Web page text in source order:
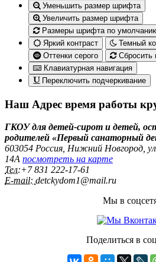
Уменьшить размер шрифта
Увеличить размер шрифта
Размеры шрифта по
Яркий контраст
Темный
Оттенки серого
Сбросить
Клавиатурная навигация
Переключить подчеркивание
Наш Адрес время работы
ГКОУ для детей-сирот и детей,
родителей «Первый санаторный
603054 Россия, Нижний Новгород,
14А посмотреть на карте
Тел:+7 831 222‑17-61
E-mail: detckydom1@mail.ru
Мы в
Поделиться в